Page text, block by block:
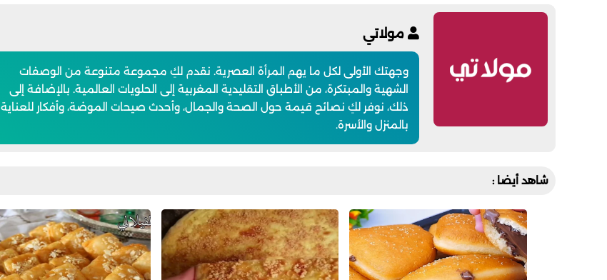
مولاتي
وجهتك الأولى لكل ما يهم المرأة العصرية. نقدم لكِ مجموعة متنوعة من الوصفات
الشهية والمبتكرة، من الأطباق التقليدية المغربية إلى الحلويات العالمية. بالإضافة إلى
ذلك، نوفر لكِ نصائح قيمة حول الصحة والجمال، وأحدث صيحات الموضة، وأفكار للعناية
بالمنزل والأسرة.
شاهد أيضا :